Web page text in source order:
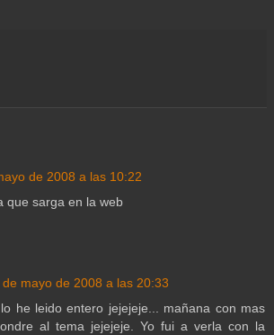
de 2008 a las 10:22
que sarga en la web
de mayo de 2008 a las 20:33
he leido entero jejejeje... mañana con mas
al tema jejejeje. Yo fui a verla con la